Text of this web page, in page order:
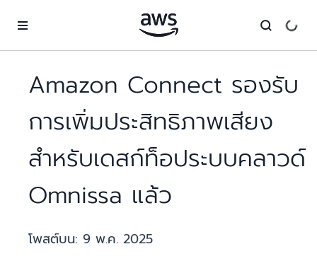
Amazon Connect รองรับ
การเพิ่มประสิทธิภาพเสียง
สำหรับเดสก์ท็อประบบคลาวด์
Omnissa แล้ว
โพสต์บน: 9 พ.ค. 2025